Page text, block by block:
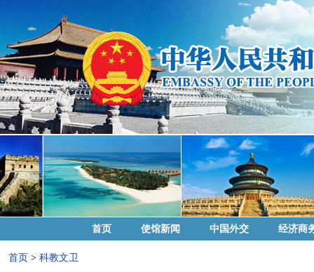
首页 使馆新闻 中国外交 经济商
首页 > 科教文卫